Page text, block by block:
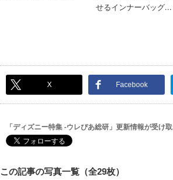
X Facebook
「ディズニー特集 -ウレぴあ総研」更新情報が受け
この記事の写真一覧（全29枚）